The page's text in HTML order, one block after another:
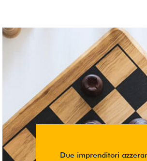
Due imprenditori